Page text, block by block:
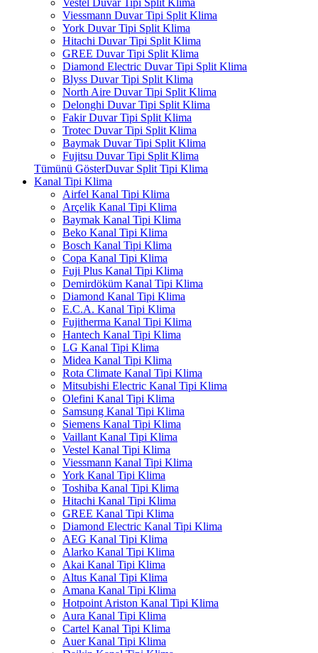
Vestel Duvar Tipi Split Klima
Viessmann Duvar Tipi Split Klima
York Duvar Tipi Split Klima
Hitachi Duvar Tipi Split Klima
GREE Duvar Tipi Split Klima
Diamond Electric Duvar Tipi Split Klima
Blyss Duvar Tipi Split Klima
North Aire Duvar Tipi Split Klima
Delonghi Duvar Tipi Split Klima
Fakir Duvar Tipi Split Klima
Trotec Duvar Tipi Split Klima
Baymak Duvar Tipi Split Klima
Fujitsu Duvar Tipi Split Klima
Tümünü GösterDuvar Split Tipi Klima
Kanal Tipi Klima
Airfel Kanal Tipi Klima
Arçelik Kanal Tipi Klima
Baymak Kanal Tipi Klima
Beko Kanal Tipi Klima
Bosch Kanal Tipi Klima
Copa Kanal Tipi Klima
Fuji Plus Kanal Tipi Klima
Demirdöküm Kanal Tipi Klima
Diamond Kanal Tipi Klima
E.C.A. Kanal Tipi Klima
Fujitherma Kanal Tipi Klima
Hantech Kanal Tipi Klima
LG Kanal Tipi Klima
Midea Kanal Tipi Klima
Rota Climate Kanal Tipi Klima
Mitsubishi Electric Kanal Tipi Klima
Olefini Kanal Tipi Klima
Samsung Kanal Tipi Klima
Siemens Kanal Tipi Klima
Vaillant Kanal Tipi Klima
Vestel Kanal Tipi Klima
Viessmann Kanal Tipi Klima
York Kanal Tipi Klima
Toshiba Kanal Tipi Klima
Hitachi Kanal Tipi Klima
GREE Kanal Tipi Klima
Diamond Electric Kanal Tipi Klima
AEG Kanal Tipi Klima
Alarko Kanal Tipi Klima
Akai Kanal Tipi Klima
Altus Kanal Tipi Klima
Amana Kanal Tipi Klima
Hotpoint Ariston Kanal Tipi Klima
Aura Kanal Tipi Klima
Cartel Kanal Tipi Klima
Auer Kanal Tipi Klima